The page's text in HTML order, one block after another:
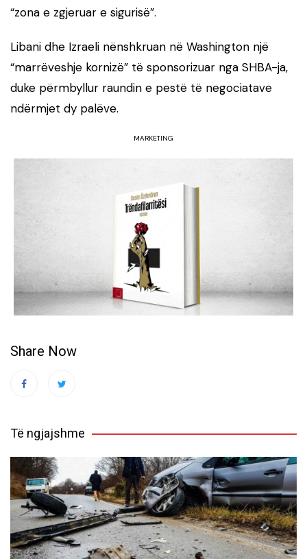
“zona e zgjeruar e sigurisë”.
Libani dhe Izraeli nënshkruan në Washington një
“marrëveshje kornizë” të sponsorizuar nga SHBA-ja,
duke përmbyllur raundin e pestë të negociatave
ndërmjet dy palëve.
MARKETING
Share Now
Të ngjajshme